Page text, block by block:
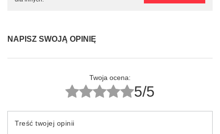
NAPISZ SWOJĄ OPINIĘ
Twoja ocena:
5/5
Treść twojej opinii